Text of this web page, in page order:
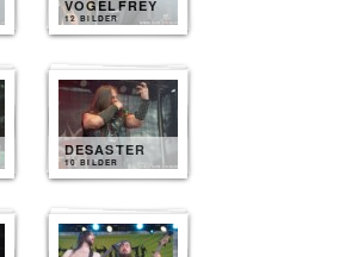
VOGELFREY
12 BILDER
DESASTER
10 BILDER